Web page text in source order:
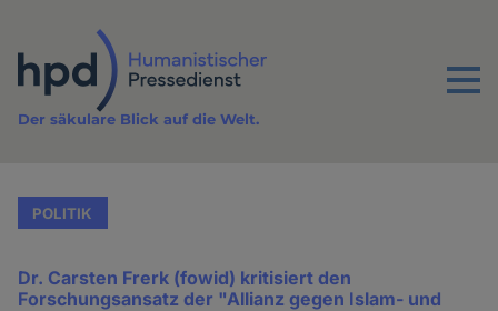
Inhalt
Menu
Der säkulare Blick auf die Welt.
POLITIK
Dr. Carsten Frerk (fowid) kritisiert den
Forschungsansatz der "Allianz gegen Islam- und